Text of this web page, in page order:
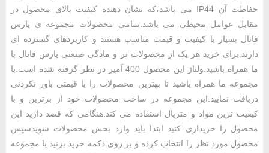
حفاظت آن IP44 می باشد، که نشان دهنده کیفیت بالای محصول در
مقابل عوامل محیطی می باشد. تمامی محصولات مجموعه ی پارس
فانال بسیار با کیفیت و قیمت مناسب هستند و کاربردهای گسترده ای
دارند. برای خرید هر یک از محصولات نر و مادگی صنعتی پارس فانال با
ما همراه باشید. ولتاژ این محصول 400 آمپر در نظر گرفته شده است. با
مجموعه ما همراه باشید تا بهترین محصولات را با قیمتی باور نکردنی
دریافت نمایید. این مجموعه در ساخت محصولات خود از برترین و با
کیفیت ترین مواد و متریال استفاده می کند. هنگامی که قصد دارید این
محصول را خریداری کنید ابتدا باید وارد بخش محصولات شوید سپس
محصول مورد نظر را انتخاب کرده و بر روی دکمه خرید بزنید. با مجموعه